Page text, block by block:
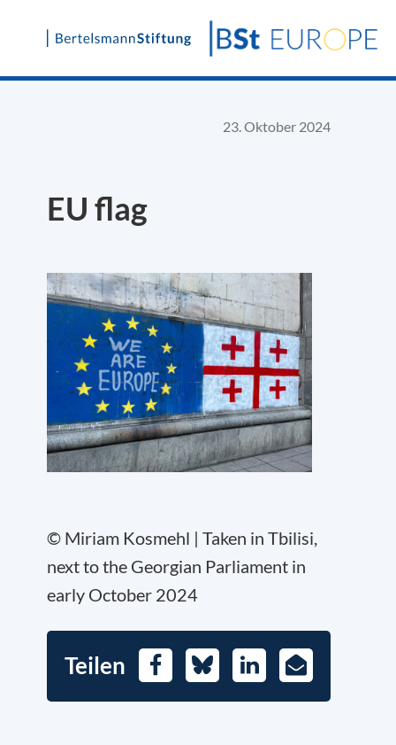
Skip
23. Oktober 2024
EU flag
© Miriam Kosmehl | Taken in Tbilisi,
next to the Georgian Parliament in
early October 2024
Teilen FacebookBlueskyLinkedIn
E-
Mail